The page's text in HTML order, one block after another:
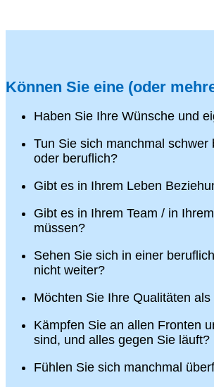
Können Sie eine (oder
Haben Sie Ihre Wünsche und
Tun Sie sich manchmal
oder beruflich?
Gibt es in Ihrem Leben
Gibt es in Ihrem Team / in
müssen?
Sehen Sie sich in einer
nicht weiter?
Möchten Sie Ihre Qualitäten
Kämpfen Sie an allen Fronten
sind, und alles gegen Sie läuft?
Fühlen Sie sich manchmal